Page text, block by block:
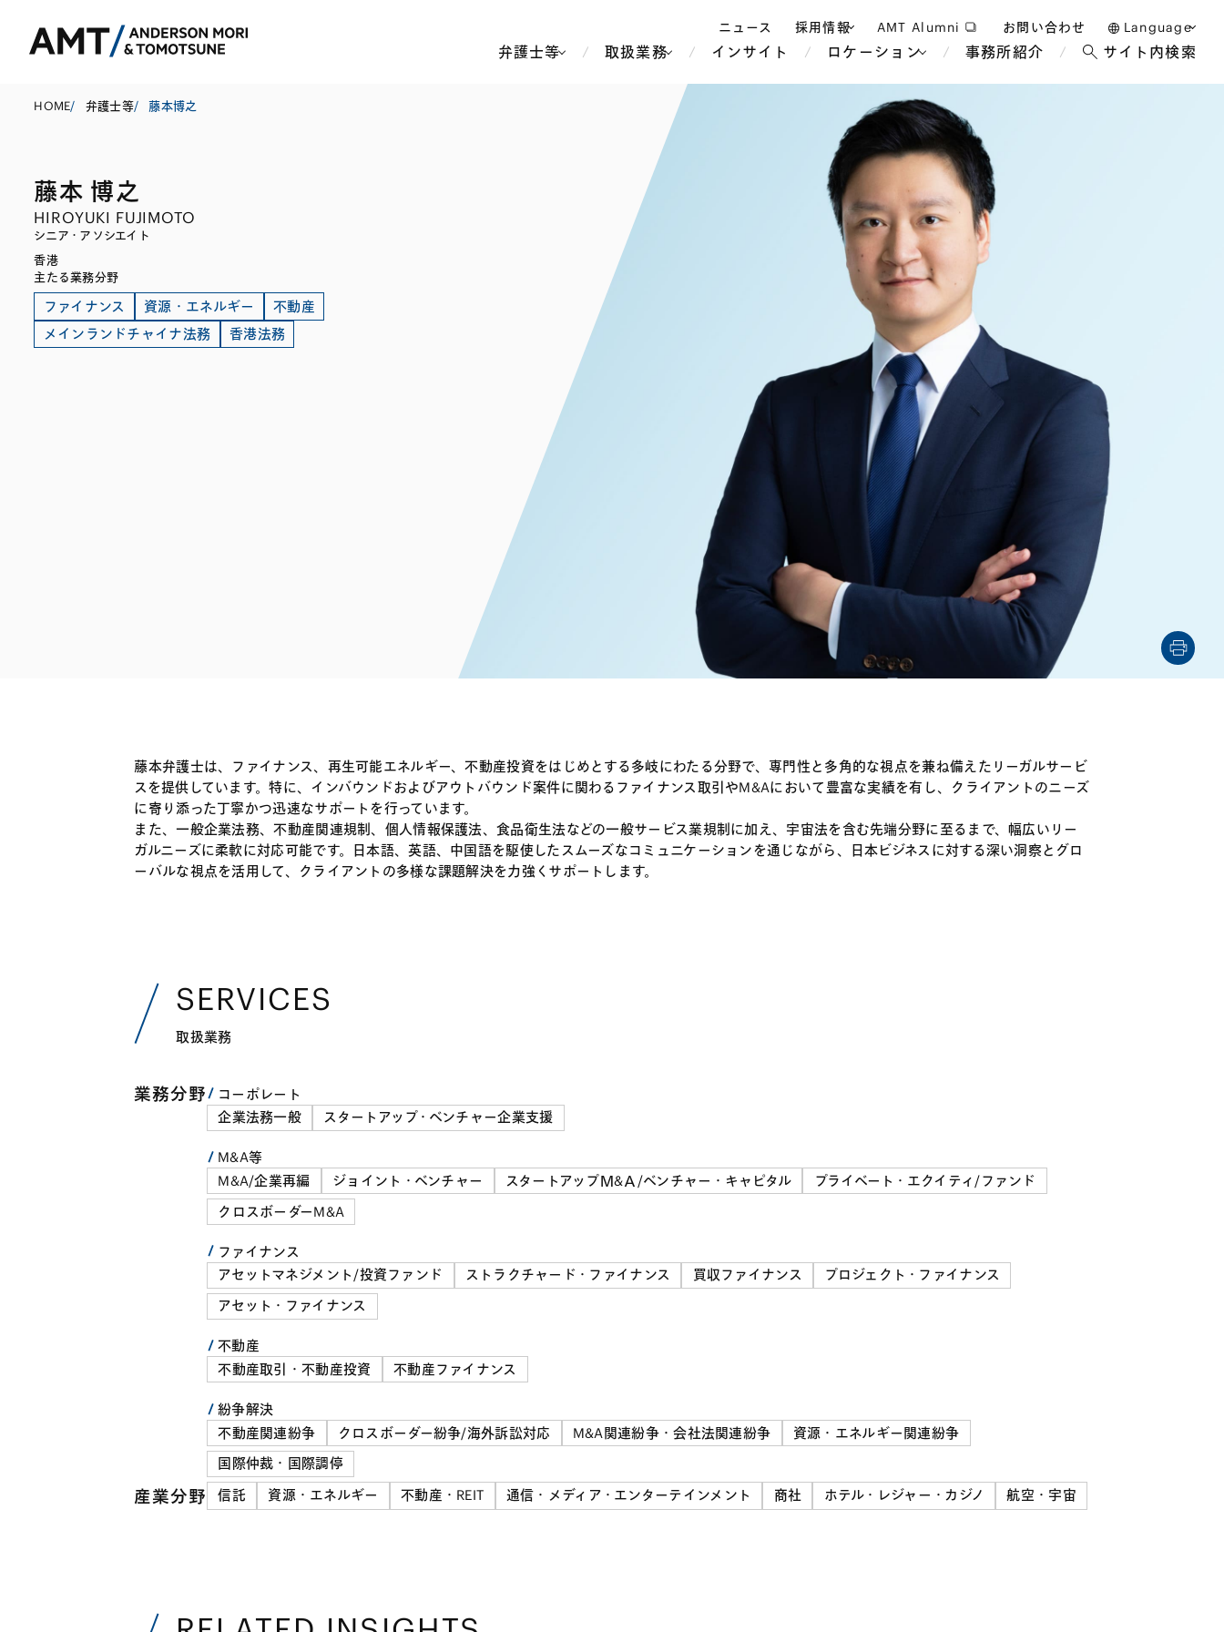
ニュース 採用情報
スタッフ採用
AMT Alumni お問い合わせ Language
日本語
弁護士等 取扱業務
M&A等
Tech／データ／IT・通信等
ライフサイエンス
メディア・エンターテイン
ウェルス・マネジメント
資源・エネルギー
紛争解決
事業再生・倒産
国際通商および経済安全保
障
海外法務
サステナビリティ法務
証券
通信・メディア・エンター
テインメント
情報産業・インターネッ
ト・セキュリティ
医療・製薬・ヘルスケア・
ライフサイエンス・バイオ
スポーツ
鉄鋼・金属
電子部品・電子機器
消費財・小売
建設・土木・インフラ
ホテル・レジャー・カジノ
教育・人材
政府・地方公共団体・公的
機関
デジタル
航空・宇宙
AI・テクノロジー
南アジア
ヨーロッパ
アフリカ
インサイト ロケーション
シンガポール
バンコク
ジャカルタ
マレーシア
ロンドン
ブリュッセル
パリ
事務所紹介 サイト内検索
HOME/ 弁護士等/ 藤本博之
藤本 博之
HIROYUKI FUJIMOTO
シニア・アソシエイト
香港
主たる業務分野
ファイナンス 資源・エネルギー
不動産
メインランドチャイナ法務
香港法務
藤本弁護士は、ファイナンス、再生可能エネルギー、不動産投資をはじめとする多岐にわたる分野で、専門性と多角的な視点を兼ね備えたリーガルサービ
スを提供しています。特に、インバウンドおよびアウトバウンド案件に関わるファイナンス取引やM&Aにおいて豊富な実績を有し、クライアントのニーズ
に寄り添った丁寧かつ迅速なサポートを行っています。
また、一般企業法務、不動産関連規制、個人情報保護法、食品衛生法などの一般サービス業規制に加え、宇宙法を含む先端分野に至るまで、幅広いリー
ガルニーズに柔軟に対応可能です。日本語、英語、中国語を駆使したスムーズなコミュニケーションを通じながら、日本ビジネスに対する深い洞察とグロ
ーバルな視点を活用して、クライアントの多様な課題解決を力強くサポートします。
SERVICES
取扱業務
業務分野
コーポレート
企業法務一般
スタートアップ・ベンチャー企業支援
M&A等
M&A/企業再編
ジョイント・ベンチャー スタートアップＭ&Ａ/ベンチャー・キャピタル
プライベート・エクイティ/ファンド
クロスボーダーM&A
ファイナンス
アセットマネジメント/投資ファンド
ストラクチャード・ファイナンス 買収ファイナンス
プロジェクト・ファイナンス
アセット・ファイナンス
不動産
不動産取引・不動産投資
不動産ファイナンス
紛争解決
不動産関連紛争
クロスボーダー紛争/海外訴訟対応 M&A関連紛争・会社法関連紛争
資源・エネルギー関連紛争
国際仲裁・国際調停
産業分野 信託 資源・エネルギー 不動産・REIT 通信・メディア・エンターテインメント 商社 ホテル・レジャー・カジノ 航空・宇宙